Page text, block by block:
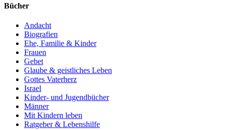
Bücher
Andacht
Biografien
Ehe, Familie & Kinder
Frauen
Gebet
Glaube & geistliches Leben
Gottes Vaterherz
Israel
Kinder- und Jugendbücher
Männer
Mit Kindern leben
Ratgeber & Lebenshilfe